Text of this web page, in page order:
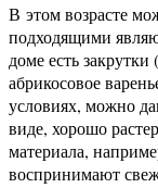
В этом возрасте
подходящими
доме есть
абрикосовое
условиях, можно
виде, хорошо
материала,
воспринимают